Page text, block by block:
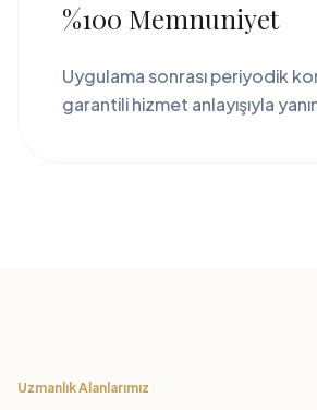
%100 Memnuniyet
Uygulama sonrası periyodik
garantili hizmet anlayışıyla
Uzmanlık Alanlarımız